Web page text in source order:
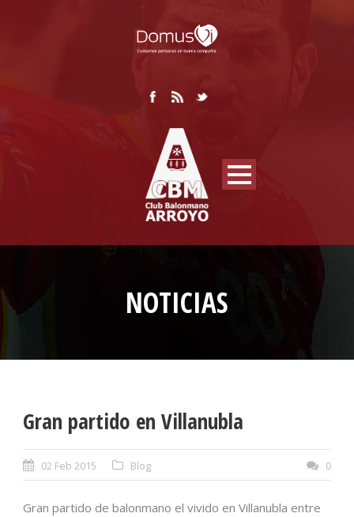
NOTICIAS
Gran partido en Villanubla
02 Feb 2015 Blog 0
Gran partido de balonmano el vivido en Villanubla entre